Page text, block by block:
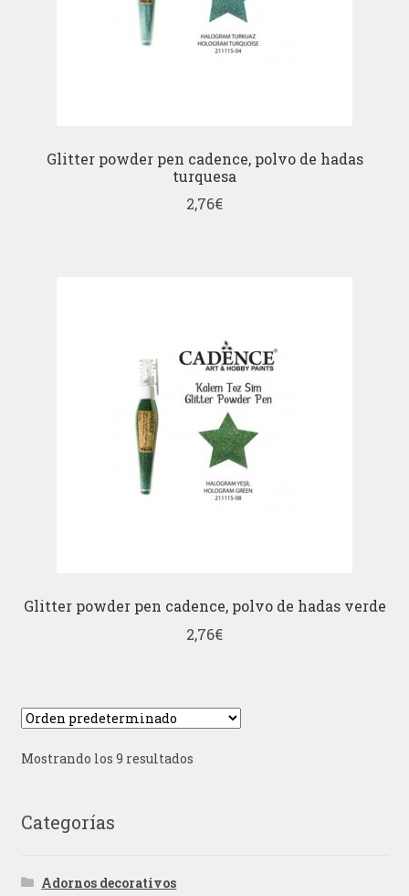
Glitter powder pen cadence, polvo de hadas
turquesa
2,76€
Glitter powder pen cadence, polvo de hadas verde
2,76€
Mostrando los 9 resultados
Categorías
Adornos decorativos